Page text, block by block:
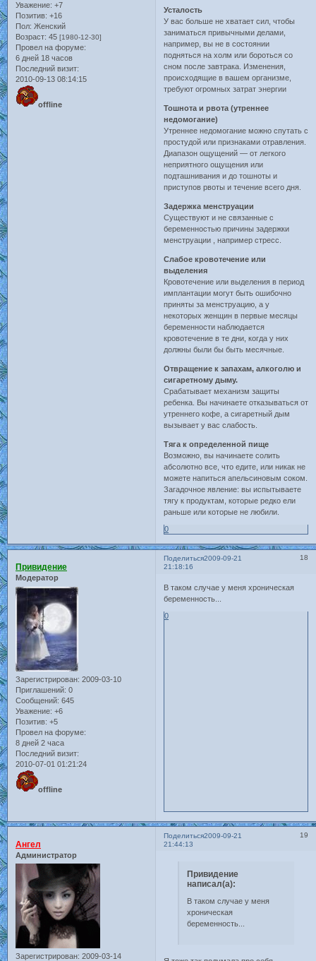
Уважение: +7
Позитив: +16
Пол: Женский
Возраст: 45 [1980-12-30]
Провел на форуме:
6 дней 18 часов
Последний визит:
2010-09-13 08:14:15
offline
Усталость
У вас больше не хватает сил, чтобы
заниматься привычными делами,
например, вы не в состоянии
подняться на холм или бороться со
сном после завтрака. Изменения,
происходящие в вашем организме,
требуют огромных затрат энергии
Тошнота и рвота (утреннее
недомогание)
Утреннее недомогание можно спутать с
простудой или признаками отравления.
Диапазон ощущений — от легкого
неприятного ощущения или
подташнивания и до тошноты и
приступов рвоты и течение всего дня.
Задержка менструации
Существуют и не связанные с
беременностью причины задержки
менструации , например стресс.
Слабое кровотечение или
выделения
Кровотечение или выделения в период
имплантации могут быть ошибочно
приняты за менструацию, а у
некоторых женщин в первые месяцы
беременности наблюдается
кровотечение в те дни, когда у них
должны были бы быть месячные.
Отвращение к запахам, алкоголю и
сигаретному дыму.
Срабатывает механизм защиты
ребенка. Вы начинаете отказываться от
утреннего кофе, а сигаретный дым
вызывает у вас слабость.
Тяга к определенной пище
Возможно, вы начинаете солить
абсолютно все, что едите, или никак не
можете напиться апельсиновым соком.
Загадочное явление: вы испытываете
тягу к продуктам, которые редко ели
раньше или которые не любили.
0
Поделиться 18
2009-09-21
21:18:16
Привидение
Модератор
Зарегистрирован: 2009-03-10
Приглашений: 0
Сообщений: 645
Уважение: +6
Позитив: +5
Провел на форуме:
8 дней 2 часа
Последний визит:
2010-07-01 01:21:24
offline
В таком случае у меня хроническая
беременность...
0
Поделиться 19
2009-09-21
21:44:13
Ангел
Администратор
Зарегистрирован: 2009-03-14
Привидение
написал(а):
В таком случае у меня
хроническая
беременность...